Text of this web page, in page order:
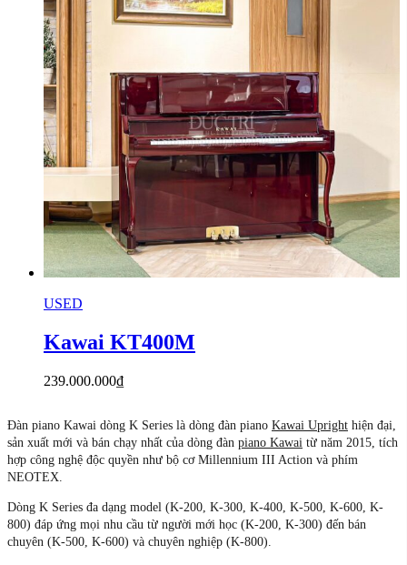
USED
Kawai KT400M
239.000.000₫
Đàn piano Kawai dòng K Series là dòng đàn piano Kawai Upright hiện đại,
sản xuất mới và bán chạy nhất của dòng đàn piano Kawai từ năm 2015, tích
hợp công nghệ độc quyền như bộ cơ Millennium III Action và phím
NEOTEX.
Dòng K Series đa dạng model (K-200, K-300, K-400, K-500, K-600, K-
800) đáp ứng mọi nhu cầu từ người mới học (K-200, K-300) đến bán
chuyên (K-500, K-600) và chuyên nghiệp (K-800).